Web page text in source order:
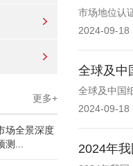
更多+
场全景深度
...
市场地位认
2024-09-18
全球及中
全球及中国
2024-09-18
2024年